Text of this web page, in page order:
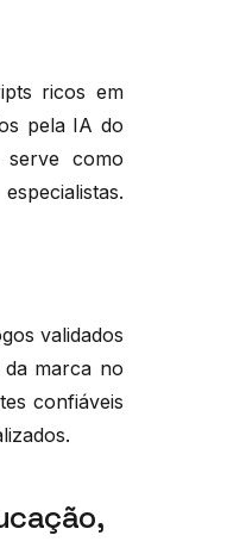
ricos em
pela IA do
como
validados
da marca no
confiáveis